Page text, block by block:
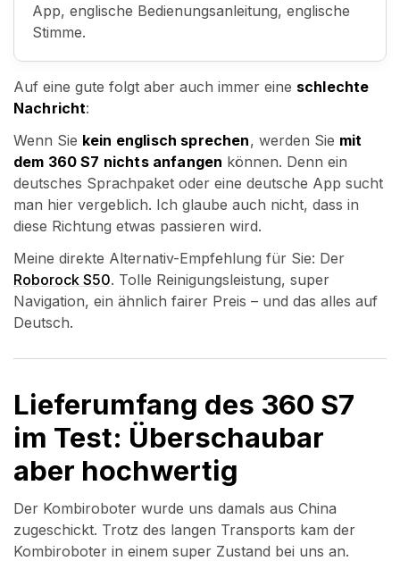
App, englische Bedienungsanleitung, englische
Stimme.
Auf eine gute folgt aber auch immer eine schlechte
Nachricht:
Wenn Sie kein englisch sprechen, werden Sie mit
dem 360 S7 nichts anfangen können. Denn ein
deutsches Sprachpaket oder eine deutsche App sucht
man hier vergeblich. Ich glaube auch nicht, dass in
diese Richtung etwas passieren wird.
Meine direkte Alternativ-Empfehlung für Sie: Der
Roborock S50. Tolle Reinigungsleistung, super
Navigation, ein ähnlich fairer Preis – und das alles auf
Deutsch.
Lieferumfang des 360 S7
im Test: Überschaubar
aber hochwertig
Der Kombiroboter wurde uns damals aus China
zugeschickt. Trotz des langen Transports kam der
Kombiroboter in einem super Zustand bei uns an.